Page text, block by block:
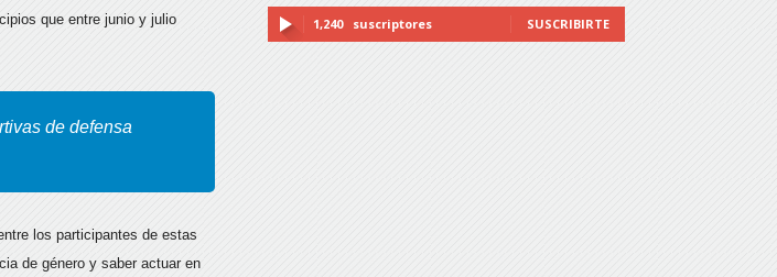
que entre junio y julio
de defensa
los participantes de estas
de género y saber actuar en
1,240 suscriptores SUSCRIBIRTE